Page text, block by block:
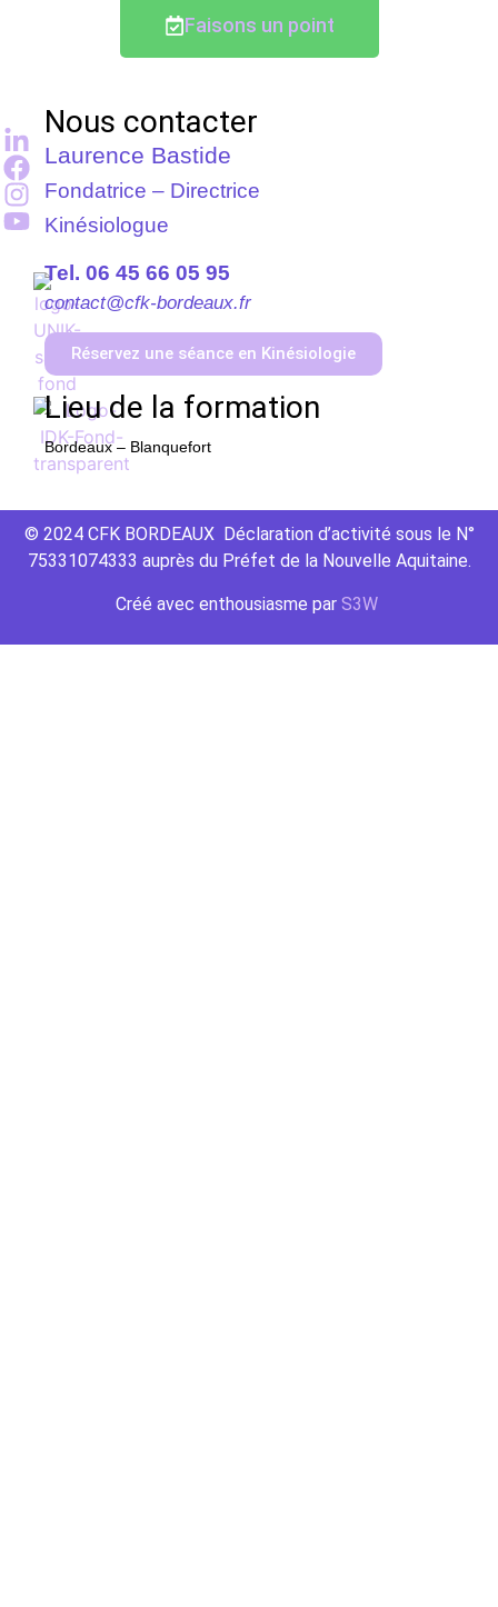
Faisons un point
Nous contacter
Laurence Bastide
Fondatrice – Directrice
Kinésiologue
Tel. 06 45 66 05 95
contact@cfk-bordeaux.fr
Réservez une séance en Kinésiologie
Lieu de la formation
Bordeaux – Blanquefort
© 2024 CFK BORDEAUX Déclaration d’activité sous le N°
75331074333 auprès du Préfet de la Nouvelle Aquitaine.
Créé avec enthousiasme par S3W